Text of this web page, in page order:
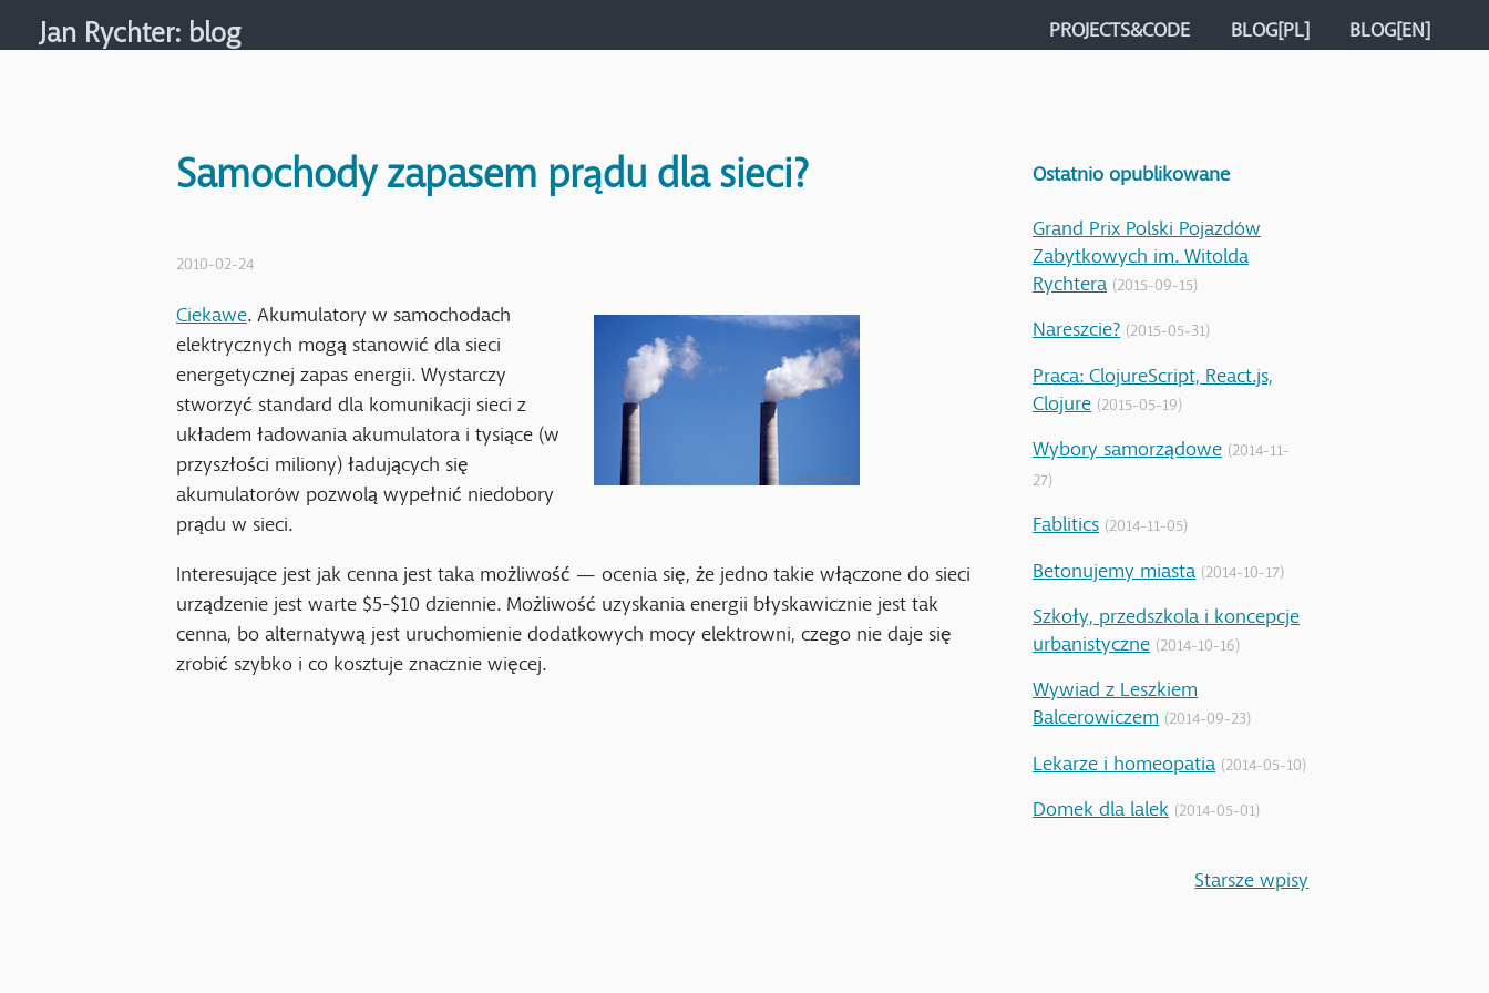
Jan Rychter: blog PROJECTS&CODE BLOG[PL] BLOG[EN]
Samochody zapasem prądu dla sieci?
2010-02-24
Ciekawe . Akumulatory w samochodach
elektrycznych mogą stanowić dla sieci
energetycznej zapas energii. Wystarczy
stworzyć standard dla komunikacji sieci z
układem ładowania akumulatora i tysiące (w
przyszłości miliony) ładujących się
akumulatorów pozwolą wypełnić niedobory
prądu w sieci.
Interesujące jest jak cenna jest taka możliwość — ocenia się, że jedno takie włączone do sieci
urządzenie jest warte $5-$10 dziennie. Możliwość uzyskania energii błyskawicznie jest tak
cenna, bo alternatywą jest uruchomienie dodatkowych mocy elektrowni, czego nie daje się
zrobić szybko i co kosztuje znacznie więcej.
Ostatnio opublikowane
Grand Prix Polski Pojazdów
Zabytkowych im. Witolda
Rychtera (2015-09-15)
Nareszcie? (2015-05-31)
Praca: ClojureScript, React.js,
Clojure (2015-05-19)
Wybory samorządowe (2014-11-
27)
Fablitics (2014-11-05)
Betonujemy miasta (2014-10-17)
Szkoły, przedszkola i koncepcje
urbanistyczne (2014-10-16)
Wywiad z Leszkiem
Balcerowiczem (2014-09-23)
Lekarze i homeopatia (2014-05-10)
Domek dla lalek (2014-05-01)
Starsze wpisy